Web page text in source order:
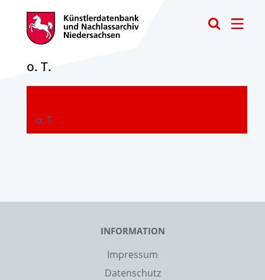
o. T.
o. T.
-
INFORMATION
Impressum
Datenschutz